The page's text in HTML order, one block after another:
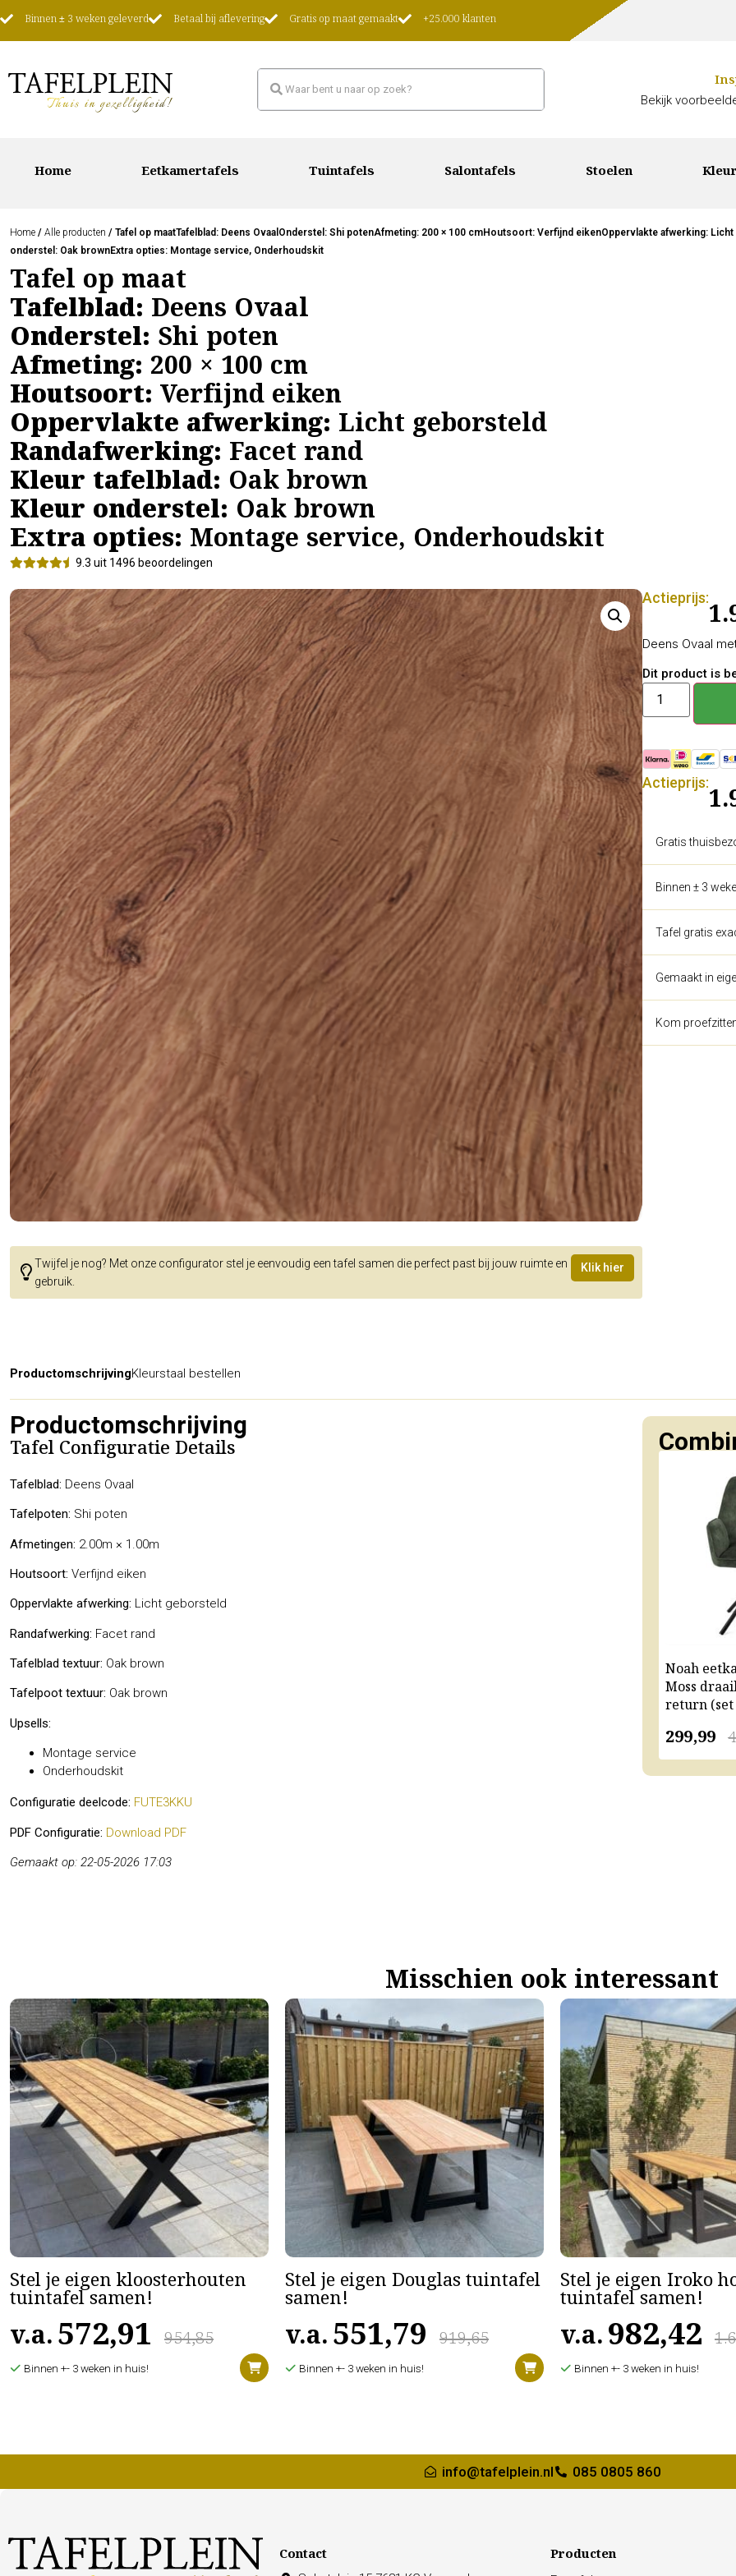
Binnen ± 3 weken geleverd Betaal bij aflevering Gratis op maat gemaakt +25.000 klanten
Bekijk
Home Eetkamertafels Tuintafels Salontafels Stoelen
Home / Alle producten / Tafel op maatTafelblad: Deens OvaalOnderstel: Shi potenAfmeting: 200 × 100 cmHoutsoort: Verfijnd eikenOppervlakte afwerking:
onderstel: Oak brownExtra opties: Montage service, Onderhoudskit
Tafel op maat
Tafelblad: Deens Ovaal
Onderstel: Shi poten
Afmeting: 200 × 100 cm
Houtsoort: Verfijnd eiken
Oppervlakte afwerking: Licht geborsteld
Randafwerking: Facet rand
Kleur tafelblad: Oak brown
Kleur onderstel: Oak brown
Extra opties: Montage service, Onderhoudskit
9.3 uit 1496 beoordelingen
Twijfel je nog? Met onze configurator stel je eenvoudig een tafel samen die perfect past bij jouw ruimte en
gebruik.
Klik hier
Actieprijs:
Deens Ovaal
Dit product is
Actieprijs:
Gratis
Binnen ± 3
Tafel gratis
Gemaakt in
Kom
ProductomschrijvingKleurstaal bestellen
Productomschrijving
Tafel Configuratie Details
Tafelblad: Deens Ovaal
Tafelpoten: Shi poten
Afmetingen: 2.00m × 1.00m
Houtsoort: Verfijnd eiken
Oppervlakte afwerking: Licht geborsteld
Randafwerking: Facet rand
Tafelblad textuur: Oak brown
Tafelpoot textuur: Oak brown
Upsells:
Montage service
Onderhoudskit
Configuratie deelcode: FUTE3KKU
PDF Configuratie: Download PDF
Gemaakt op: 22-05-2026 17:03
Noah
Moss
return (set
299,99
Misschien ook interessant
Stel je eigen kloosterhouten
tuintafel samen!
v.a. 954,85
572,91
Binnen +- 3 weken in huis!
Stel je eigen Douglas tuintafel
samen!
v.a. 919,65
551,79
Binnen +- 3 weken in huis!
Stel je eigen Iroko
tuintafel samen!
v.a.982,42
Binnen +- 3 weken in huis!
info@tafelplein.nl 085 0805 860
Contact Producten